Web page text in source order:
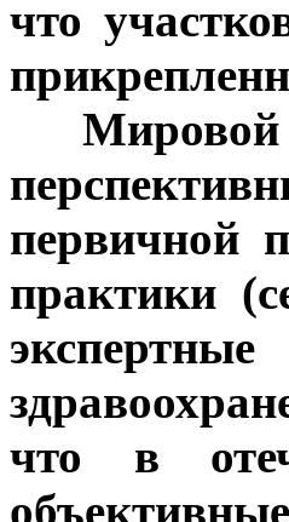
что
Мировой
первичной
практики
что в